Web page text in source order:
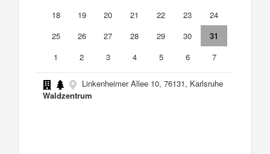
18
19 20 21 22 23
24
25
26 27 28 29 30
31
1
2 3 4 5 6 7
Linkenheimer Allee 10, 76131, Karlsruhe
Waldzentrum